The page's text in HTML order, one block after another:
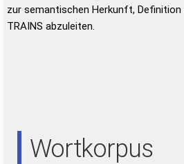
zur semantischen Herkunft,
TRAINS abzuleiten.
Wortkorpus